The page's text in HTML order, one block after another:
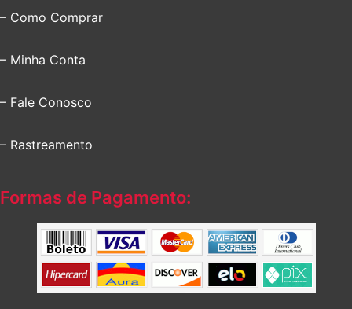
– Como Comprar
– Minha Conta
– Fale Conosco
– Rastreamento
Formas de Pagamento: